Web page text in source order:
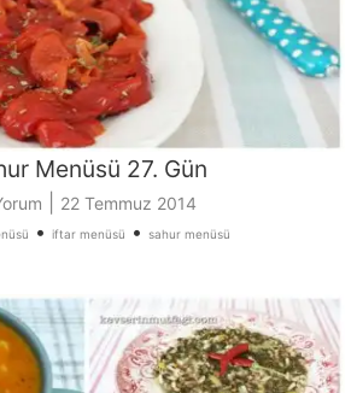
Menüsü 27. Gün
22 Temmuz 2014
• iftar menüsü • sahur menüsü